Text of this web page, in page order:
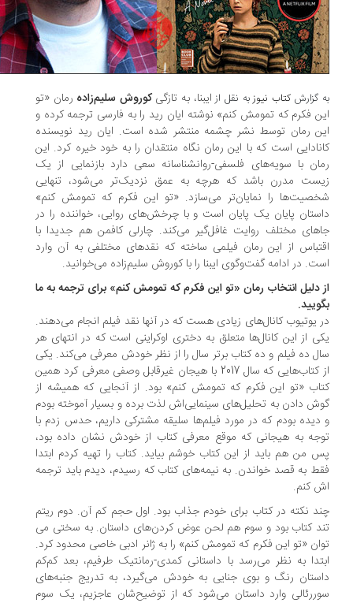
گزارش کتاب نیوز به نقل از ایبنا، به تازگیکوروش سلیم‌زادهرمان «تو
فکرم که تمومش کنم» نوشته ایان رید را به فارسی ترجمه کرده و
رمان توسط نشر چشمه منتشر شده است. ایان رید نویسنده
است که با این رمان نگاه منتقدان را به خود خیره کرد. این
با سویه‌های فلسفی-روانشناسانه سعی دارد بازنمایی از یک
مدرن باشد که هرچه به عمق نزدیک‌تر می‌شود، تنهایی
را نمایان‌تر می‌سازد. «تو این فکرم که تمومش کنم»
پایان یک پایان است و با چرخش‌های روایی، خواننده را در
مختلف روایت غافل‌گیر می‌کند. چارلی کافمن هم جدیدا با
از این رمان فیلمی ساخته که نقدهای مختلفی به آن وارد
در ادامه گفت‌وگوی ایبنا را با کوروش سلیم‌زاده می‌خوانید.
دلیل انتخاب رمان «تو این فکرم که تمومش کنم» برای ترجمه به ما
یوتیوب کانال­‌های زیادی هست که در آنها نقد فیلم انجام می­‌دهند.
از این کانال­‌ها متعلق به دختری اوکراینی است که در انتهای هر
ده فیلم و ده کتاب برتر سال را از نظر خودش معرفی می­‌کند. یکی
از کتاب‌­هایی که سال 2017 با هیجان غیرقابل وصفی معرفی کرد همین
«تو این فکرم که تمومش کنم» بود. از آنجایی که همیشه از
دادن به تحلیل­‌های سینمایی‌­اش لذت برده و بسیار آموخته بودم
بودم که در مورد فیلم­‌ها سلیقه­ مشترکی داریم، حدس زدم با
به هیجانی که موقع معرفی کتاب از خودش نشان داده بود،
من هم باید از این کتاب خوشم بیاید. کتاب را تهیه کردم ابتدا
به قصد خواندن. به نیمه‌­های کتاب که رسیدم، دیدم باید ترجمه­‌
کنم.
نکته در کتاب برای خودم جذاب بود. اول حجم کم آن. دوم ریتم
کتاب بود و سوم هم لحن­‌ عوض­ کردن­‌های داستان. به سختی می­‌
«تو این فکرم که تمومش کنم» را به ژانر ادبی خاصی محدود کرد.
به نظر می­‌رسد با داستانی کمدی-رمانتیک طرفیم، بعد کم­‌کم
رنگ و بوی جنایی به خودش می­‌گیرد، به تدریج جنبه­‌های
وارد داستان می­‌شود که از توضیح‌­شان عاجزیم، یک سوم